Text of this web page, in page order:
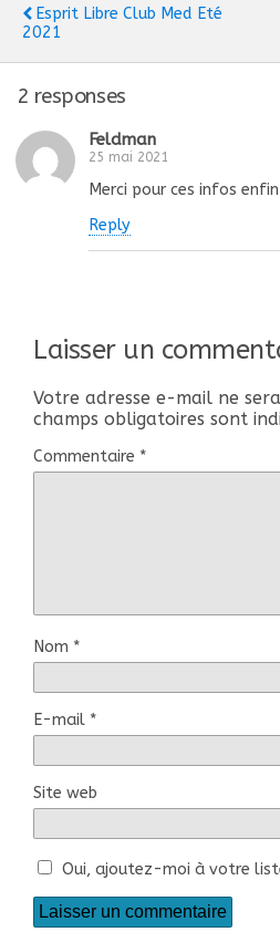
Esprit Libre Club Med Eté
2021
2 responses
Feldman
25 mai 2021
Merci pour ces infos
Reply
Laisser un
Votre adresse e-mail ne
champs obligatoires sont
Commentaire *
Nom *
E-mail *
Site web
Oui, ajoutez-moi à votre